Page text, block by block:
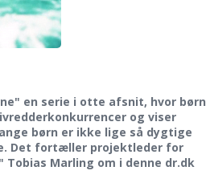
en serie i otte afsnit, hvor børn
og viser
børn er ikke lige så dygtige
Det fortæller projektleder for
Marling om i denne dr.dk